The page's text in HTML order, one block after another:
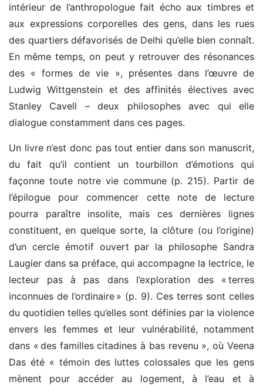
intérieur de l’anthropologue fait écho aux timbres et
aux expressions corporelles des gens, dans les rues
des quartiers défavorisés de Delhi qu’elle bien connaît.
En même temps, on peut y retrouver des résonances
des « formes de vie », présentes dans l’œuvre de
Ludwig Wittgenstein et des affinités électives avec
Stanley Cavell – deux philosophes avec qui elle
dialogue constamment dans ces pages.
Un livre n’est donc pas tout entier dans son manuscrit,
du fait qu’il contient un tourbillon d’émotions qui
façonne toute notre vie commune (p. 215). Partir de
l’épilogue pour commencer cette note de lecture
pourra paraître insolite, mais ces dernières lignes
constituent, en quelque sorte, la clôture (ou l’origine)
d’un cercle émotif ouvert par la philosophe Sandra
Laugier dans sa préface, qui accompagne la lectrice, le
lecteur pas à pas dans l’exploration des « terres
inconnues de l’ordinaire » (p. 9). Ces terres sont celles
du quotidien telles qu’elles sont définies par la violence
envers les femmes et leur vulnérabilité, notamment
dans « des familles citadines à bas revenu », où Veena
Das été « témoin des luttes colossales que les gens
mènent pour accéder au logement, à l’eau et à